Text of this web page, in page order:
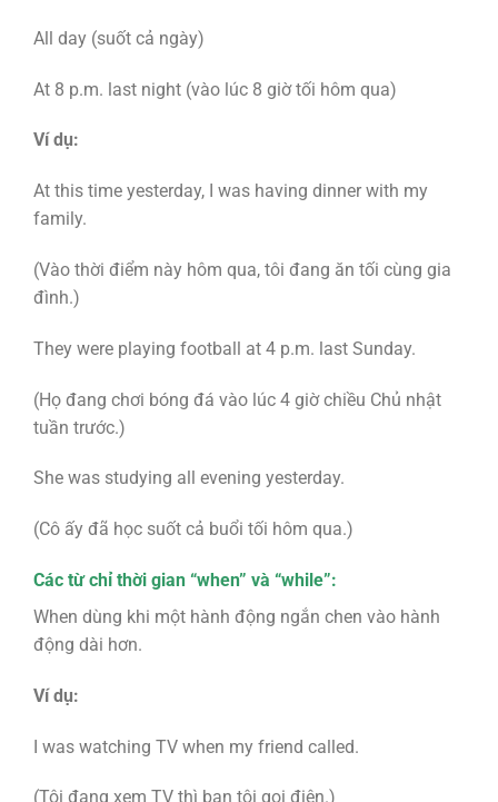
All day (suốt cả ngày)
At 8 p.m. last night (vào lúc 8 giờ tối hôm qua)
Ví dụ:
At this time yesterday, I was having dinner with my
family.
(Vào thời điểm này hôm qua, tôi đang ăn tối cùng gia
đình.)
They were playing football at 4 p.m. last Sunday.
(Họ đang chơi bóng đá vào lúc 4 giờ chiều Chủ nhật
tuần trước.)
She was studying all evening yesterday.
(Cô ấy đã học suốt cả buổi tối hôm qua.)
Các từ chỉ thời gian “when” và “while”:
When dùng khi một hành động ngắn chen vào hành
động dài hơn.
Ví dụ:
I was watching TV when my friend called.
(Tôi đang xem TV thì bạn tôi gọi điện.)